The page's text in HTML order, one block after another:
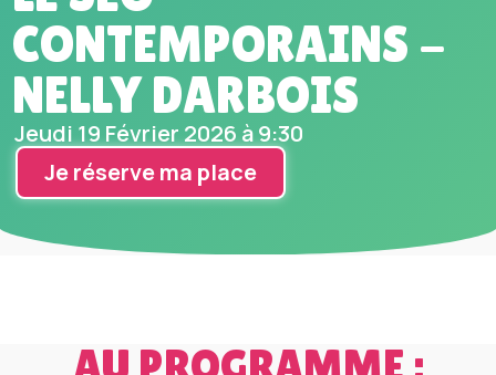
CONTEMPORAINS -
NELLY DARBOIS
Jeudi 19 Février 2026 à 9:30
Je réserve ma place